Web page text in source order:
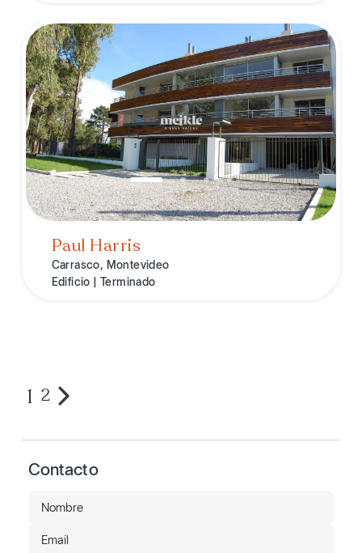
Paul Harris
Carrasco, Montevideo
Edificio | Terminado
1 2
Contacto